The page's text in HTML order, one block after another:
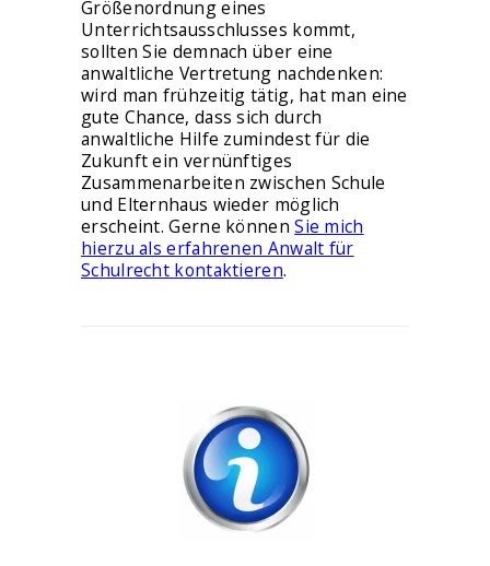
Größenordnung eines
Unterrichtsausschlusses kommt,
sollten Sie demnach über eine
anwaltliche Vertretung nachdenken:
wird man frühzeitig tätig, hat man eine
gute Chance, dass sich durch
anwaltliche Hilfe zumindest für die
Zukunft ein vernünftiges
Zusammenarbeiten zwischen Schule
und Elternhaus wieder möglich
erscheint. Gerne könnenSie mich
hierzu als erfahrenen Anwalt für
Schulrecht kontaktieren.